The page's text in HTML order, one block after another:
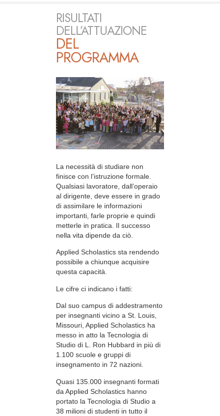
RISULTATI
DELL’ATTUAZIONE
DEL
PROGRAMMA
La necessità di studiare non
finisce con l’istruzione formale.
Qualsiasi lavoratore, dall’operaio
al dirigente, deve essere in grado
di assimilare le informazioni
importanti, farle proprie e quindi
metterle in pratica. Il successo
nella vita dipende da ciò.
Applied Scholastics sta rendendo
possibile a chiunque acquisire
questa capacità.
Le cifre ci indicano i fatti:
Dal suo campus di addestramento
per insegnanti vicino a St. Louis,
Missouri, Applied Scholastics ha
messo in atto la Tecnologia di
Studio di L. Ron Hubbard in più di
1.100 scuole e gruppi di
insegnamento in 72 nazioni.
Quasi 135.000 insegnanti formati
da Applied Scholastics hanno
portato la Tecnologia di Studio a
38 milioni di studenti in tutto il